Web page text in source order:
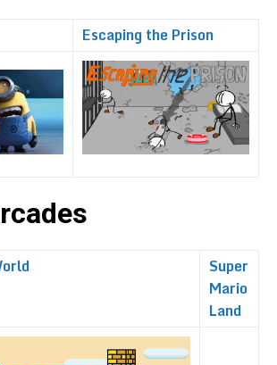
Escaping the Prison
Super
Mario
Land